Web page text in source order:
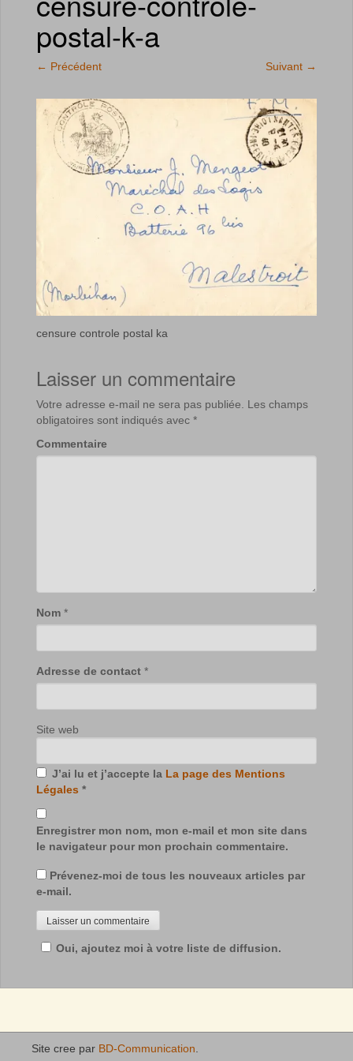
postal-k-a
← Précédent Suivant →
censure controle postal ka
Laisser un commentaire
Votre adresse e-mail ne sera pas publiée.
Les champs
obligatoires sont indiqués avec *
Commentaire
Nom *
Adresse de contact *
Site web
J’ai lu et j’accepte la La page des Mentions
Légales *
Enregistrer mon nom, mon e-mail et mon site dans
le navigateur pour mon prochain commentaire.
Prévenez-moi de tous les nouveaux articles par
e-mail.
Oui, ajoutez moi à votre liste de diffusion.
Site cree par BD-Communication